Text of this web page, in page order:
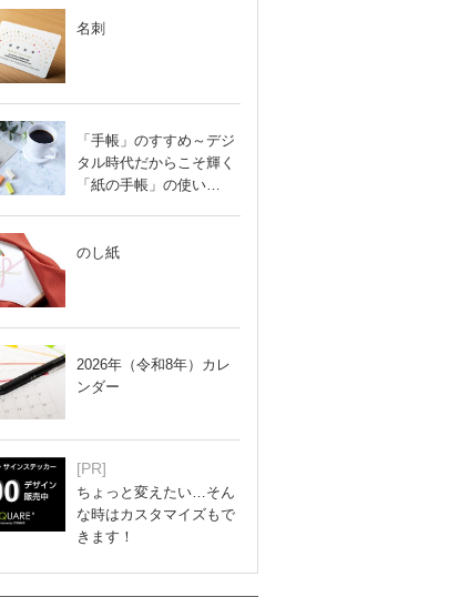
名刺
「手帳」のすすめ～デジ
タル時代だからこそ輝く
「紙の手帳」の使い…
のし紙
2026年（令和8年）カレ
ンダー
[PR]
ちょっと変えたい…そん
な時はカスタマイズもで
きます！